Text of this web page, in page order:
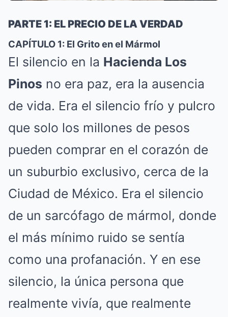
PARTE 1: EL PRECIO DE LA VERDAD
CAPÍTULO 1: El Grito en el Mármol
El silencio en la Hacienda Los
Pinos no era paz, era la ausencia
de vida. Era el silencio frío y pulcro
que solo los millones de pesos
pueden comprar en el corazón de
un suburbio exclusivo, cerca de la
Ciudad de México. Era el silencio
de un sarcófago de mármol, donde
el más mínimo ruido se sentía
como una profanación. Y en ese
silencio, la única persona que
realmente vivía, que realmente